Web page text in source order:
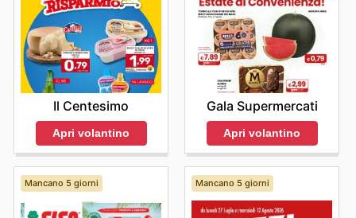
Il Centesimo
Apri volantino
Gala Supermercati
Apri volantino
Mancano 5 giorni Mancano 5 giorni